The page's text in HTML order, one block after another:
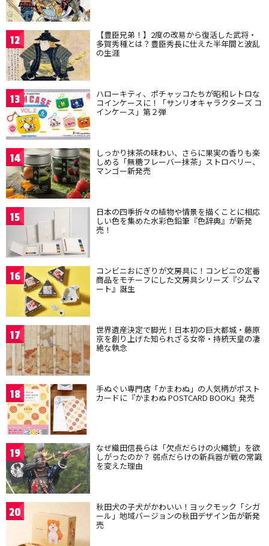
12 【豊臣兄弟！】2度の改易から復活した武将・
多賀秀種とは？豊臣秀長に仕えた半年間と波乱
の生涯
13 ハローキティ、ポチャッコたちが昭和レトロな
コインケースに！「サンリオキャラクターズ コ
インケース」第２弾
14 しっかり抹茶の味わい、さらに果実の香りも楽
しめる「無糖フレーバー抹茶」ストロベリー、
マンゴー新発売
15 日本の四季折々の植物や情景を描くことに相応
しい色を集めた水彩色鉛筆『色辞典』が新発
売！
16 コンビニおにぎりが文房具に！コンビニの定番
商品をモチーフにした文房具シリーズ『ジムマ
ート』誕生
17 世界遺産決定で脚光！日本初の巨大都城・藤原
京を創り上げた知られざる女帝・持統天皇の凄
絶な執念
18 手ぬぐい専門店「かまわぬ」の人気柄がポスト
カードに『かまわぬ POSTCARD BOOK』発売
19 なぜ織田信長らは「欠点だらけの火縄銃」を欲
しがったのか？ 弱点だらけの新兵器が戦の常識
を変えた理由
20 秋田犬の子犬がかわいい！ヨックモック「シガ
ール」地域バージョンの秋田デザイン缶が新発
売